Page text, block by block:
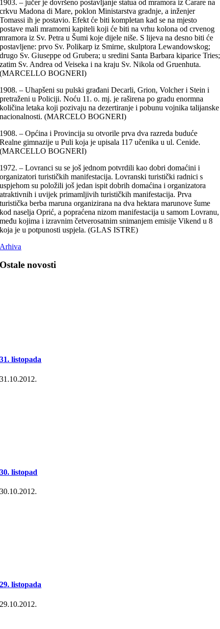
1903. – jučer je dovršeno postavljanje statua od mramora iz Carare na
crkvu Madona di Mare, poklon Ministarstva gradnje, a inženjer
Tomassi ih je postavio. Efekt će biti kompletan kad se na mjesto
postave mali mramorni kapiteli koji će biti na vrhu kolona od crvenog
mramora iz Sv. Petra u Šumi koje dijele niše. S lijeva na desno biti će
postavljene: prvo Sv. Polikarp iz Smirne, skulptora Lewandowskog;
drugo Sv. Giuseppe od Grubera; u sredini Santa Barbara kiparice Tries;
zatim Sv. Andrea od Veiseka i na kraju Sv. Nikola od Gruenhuta.
(MARCELLO BOGNERI)
1908. – Uhapšeni su pulski građani Decarli, Grion, Volcher i Stein i
pretraženi u Policiji. Noću 11. o. mj. je raširena po gradu enormna
količina letaka koji pozivaju na dezertiranje i pobunu vojnika talijanske
nacionalnosti. (MARCELO BOGNERI)
1908. – Općina i Provincija su otvorile prva dva razreda buduće
Realne gimnazije u Puli koja je upisala 117 učenika u ul. Cenide.
(MARCELLO BOGNERI)
1972. – Lovranci su se još jednom potvrdili kao dobri domaćini i
organizatori turističkih manifestacija. Lovranski turistički radnici s
uspjehom su položili još jedan ispit dobrih domaćina i organizatora
atraktivnih i uvijek primamljivih turističkih manifestacija. Prva
turistička berba maruna organizirana na dva hektara marunove šume
kod naselja Oprić, a popraćena nizom manifestacija u samom Lovranu,
među kojima i izravnim četverosatnim snimanjem emisije Vikend u 8
koja je u potpunosti uspjela. (GLAS ISTRE)
Arhiva
Ostale novosti
31. listopada
31.10.2012.
30. listopad
30.10.2012.
29. listopada
29.10.2012.